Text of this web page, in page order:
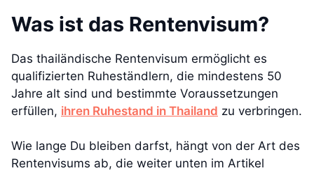
Was ist das Rentenvisum?
Das thailändische Rentenvisum ermöglicht es
qualifizierten Ruheständlern, die mindestens 50
Jahre alt sind und bestimmte Voraussetzungen
erfüllen, ihren Ruhestand in Thailand zu verbringen.
Wie lange Du bleiben darfst, hängt von der Art des
Rentenvisums ab, die weiter unten im Artikel